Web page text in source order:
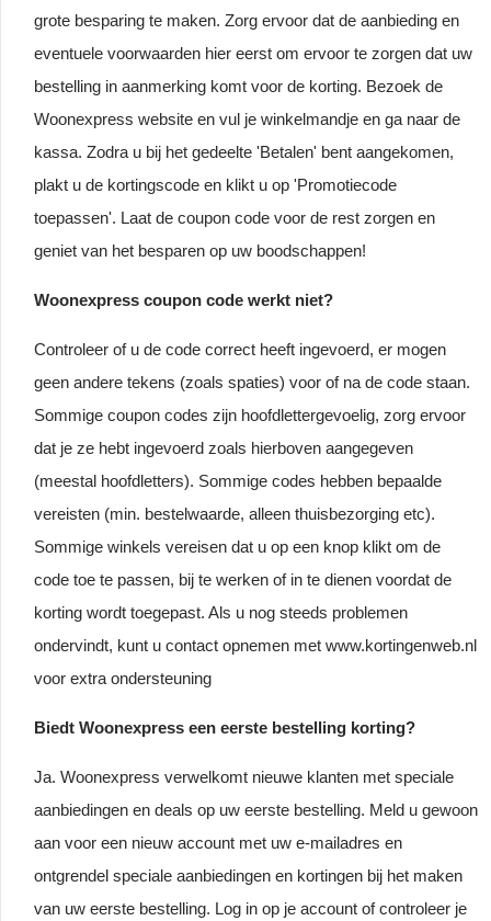
grote besparing te maken. Zorg ervoor dat de aanbieding en
eventuele voorwaarden hier eerst om ervoor te zorgen dat uw
bestelling in aanmerking komt voor de korting. Bezoek de
Woonexpress website en vul je winkelmandje en ga naar de
kassa. Zodra u bij het gedeelte 'Betalen' bent aangekomen,
plakt u de kortingscode en klikt u op 'Promotiecode
toepassen'. Laat de coupon code voor de rest zorgen en
geniet van het besparen op uw boodschappen!
Woonexpress coupon code werkt niet?
Controleer of u de code correct heeft ingevoerd, er mogen
geen andere tekens (zoals spaties) voor of na de code staan.
Sommige coupon codes zijn hoofdlettergevoelig, zorg ervoor
dat je ze hebt ingevoerd zoals hierboven aangegeven
(meestal hoofdletters). Sommige codes hebben bepaalde
vereisten (min. bestelwaarde, alleen thuisbezorging etc).
Sommige winkels vereisen dat u op een knop klikt om de
code toe te passen, bij te werken of in te dienen voordat de
korting wordt toegepast. Als u nog steeds problemen
ondervindt, kunt u contact opnemen met www.kortingenweb.nl
voor extra ondersteuning
Biedt Woonexpress een eerste bestelling korting?
Ja. Woonexpress verwelkomt nieuwe klanten met speciale
aanbiedingen en deals op uw eerste bestelling. Meld u gewoon
aan voor een nieuw account met uw e-mailadres en
ontgrendel speciale aanbiedingen en kortingen bij het maken
van uw eerste bestelling. Log in op je account of controleer je